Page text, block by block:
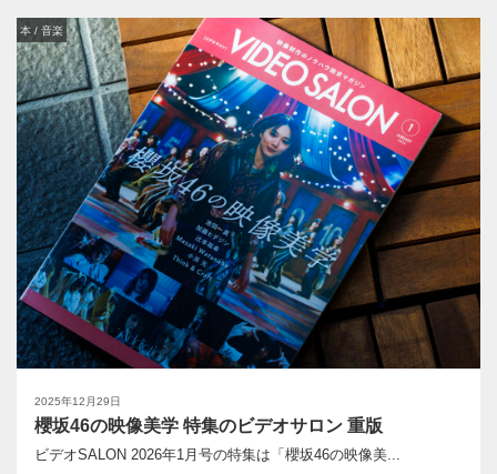
2025年12月29日
本 / 音楽
櫻坂46の映像美学 特集のビデオサロン 重版
ビデオSALON 2026年1月号の特集は「櫻坂46の映像美...